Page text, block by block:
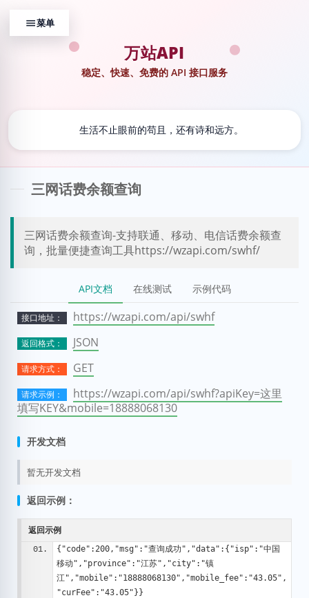
万站API
稳定、快速、免费的 API 接口服务
生活不止眼前的苟且，还有诗和远方。
三网话费余额查询
三网话费余额查询-支持联通、移动、电信话费余额查
询，批量便捷查询工具https://wzapi.com/swhf/
API文档 在线测试 示例代码
接口地址： https://wzapi.com/api/swhf
返回格式： JSON
请求方式： GET
请求示例：
https://wzapi.com/api/swhf?apiKey=这里
填写KEY&mobile=18888068130
开发文档
暂无开发文档
返回示例：
返回示例
{"code":200,"msg":"查询成功","data":{"isp":"中国
移动","province":"江苏","city":"镇
江","mobile":"18888068130","mobile_fee":"43.05",
"curFee":"43.05"}}